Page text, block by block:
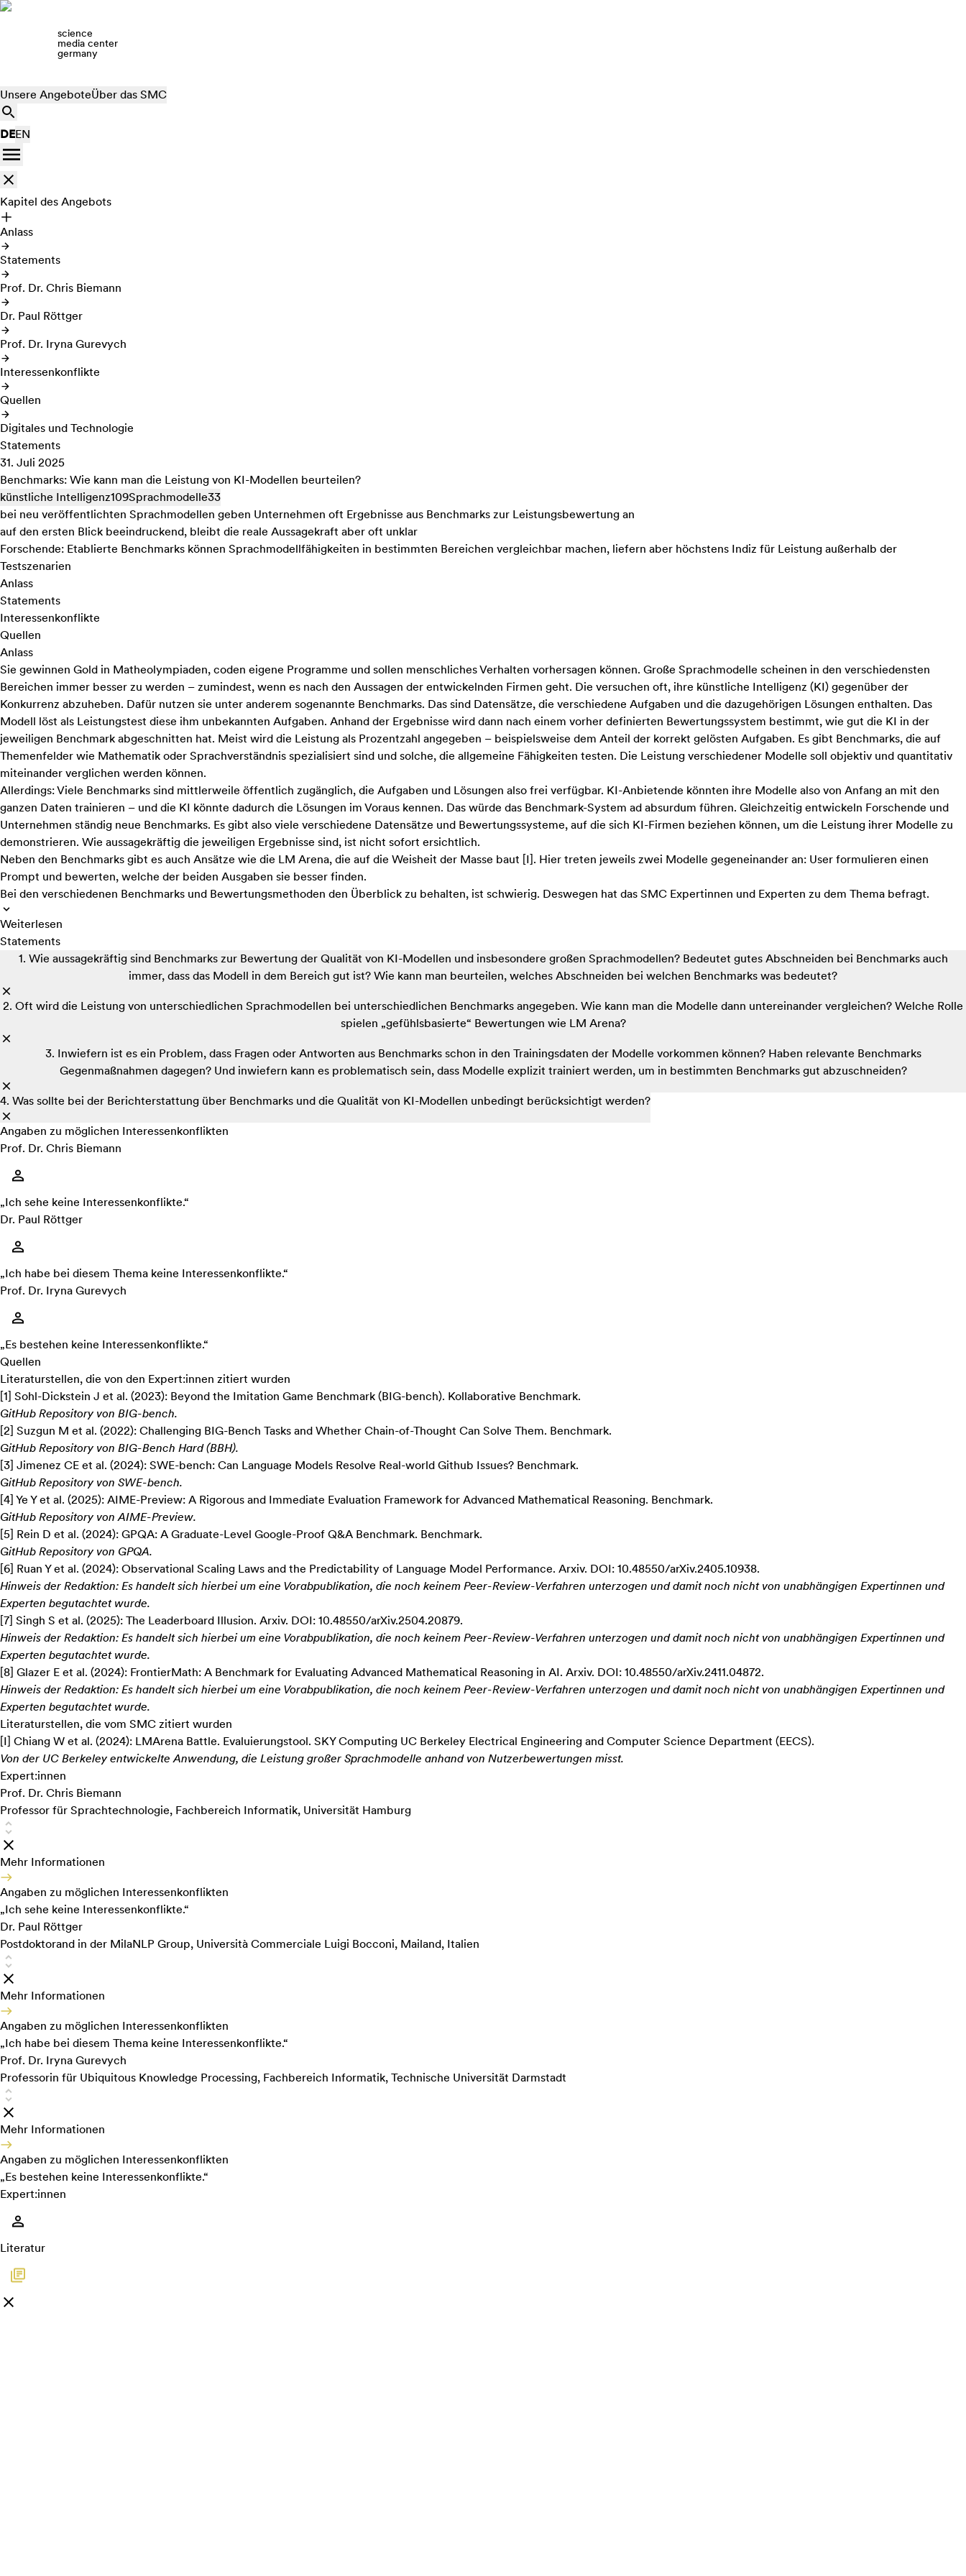
science
media center
germany
Unsere AngeboteÜber das SMC
DEEN
Kapitel des Angebots
Anlass
Statements
Prof. Dr. Chris Biemann
Dr. Paul Röttger
Prof. Dr. Iryna Gurevych
Interessenkonflikte
Quellen
Digitales und Technologie
Statements
31. Juli 2025
Benchmarks: Wie kann man die Leistung von KI-Modellen beurteilen?
künstliche Intelligenz109Sprachmodelle33
bei neu veröffentlichten Sprachmodellen geben Unternehmen oft Ergebnisse aus Benchmarks zur Leistungsbewertung an
auf den ersten Blick beeindruckend, bleibt die reale Aussagekraft aber oft unklar
Forschende: Etablierte Benchmarks können Sprachmodellfähigkeiten in bestimmten Bereichen vergleichbar machen, liefern aber höchstens Indiz für Leistung außerhalb der
Testszenarien
Anlass
Statements
Interessenkonflikte
Quellen
Anlass
Sie gewinnen Gold in Matheolympiaden, coden eigene Programme und sollen menschliches Verhalten vorhersagen können. Große Sprachmodelle scheinen in den verschiedensten
Bereichen immer besser zu werden – zumindest, wenn es nach den Aussagen der entwickelnden Firmen geht. Die versuchen oft, ihre künstliche Intelligenz (KI) gegenüber der
Konkurrenz abzuheben. Dafür nutzen sie unter anderem sogenannte Benchmarks. Das sind Datensätze, die verschiedene Aufgaben und die dazugehörigen Lösungen enthalten. Das
Modell löst als Leistungstest diese ihm unbekannten Aufgaben. Anhand der Ergebnisse wird dann nach einem vorher definierten Bewertungssystem bestimmt, wie gut die KI in der
jeweiligen Benchmark abgeschnitten hat. Meist wird die Leistung als Prozentzahl angegeben – beispielsweise dem Anteil der korrekt gelösten Aufgaben. Es gibt Benchmarks, die auf
Themenfelder wie Mathematik oder Sprachverständnis spezialisiert sind und solche, die allgemeine Fähigkeiten testen. Die Leistung verschiedener Modelle soll objektiv und quantitativ
miteinander verglichen werden können.
Allerdings: Viele Benchmarks sind mittlerweile öffentlich zugänglich, die Aufgaben und Lösungen also frei verfügbar. KI-Anbietende könnten ihre Modelle also von Anfang an mit den
ganzen Daten trainieren – und die KI könnte dadurch die Lösungen im Voraus kennen. Das würde das Benchmark-System ad absurdum führen. Gleichzeitig entwickeln Forschende und
Unternehmen ständig neue Benchmarks. Es gibt also viele verschiedene Datensätze und Bewertungssysteme, auf die sich KI-Firmen beziehen können, um die Leistung ihrer Modelle zu
demonstrieren. Wie aussagekräftig die jeweiligen Ergebnisse sind, ist nicht sofort ersichtlich.
Neben den Benchmarks gibt es auch Ansätze wie die LM Arena, die auf die Weisheit der Masse baut [I]. Hier treten jeweils zwei Modelle gegeneinander an: User formulieren einen
Prompt und bewerten, welche der beiden Ausgaben sie besser finden.
Bei den verschiedenen Benchmarks und Bewertungsmethoden den Überblick zu behalten, ist schwierig. Deswegen hat das SMC Expertinnen und Experten zu dem Thema befragt.
Weiterlesen
Statements
1. Wie aussagekräftig sind Benchmarks zur Bewertung der Qualität von KI-Modellen und insbesondere großen Sprachmodellen? Bedeutet gutes Abschneiden bei Benchmarks auch
immer, dass das Modell in dem Bereich gut ist? Wie kann man beurteilen, welches Abschneiden bei welchen Benchmarks was bedeutet?
2. Oft wird die Leistung von unterschiedlichen Sprachmodellen bei unterschiedlichen Benchmarks angegeben. Wie kann man die Modelle dann untereinander vergleichen? Welche Rolle
spielen „gefühlsbasierte“ Bewertungen wie LM Arena?
3. Inwiefern ist es ein Problem, dass Fragen oder Antworten aus Benchmarks schon in den Trainingsdaten der Modelle vorkommen können? Haben relevante Benchmarks
Gegenmaßnahmen dagegen? Und inwiefern kann es problematisch sein, dass Modelle explizit trainiert werden, um in bestimmten Benchmarks gut abzuschneiden?
4. Was sollte bei der Berichterstattung über Benchmarks und die Qualität von KI-Modellen unbedingt berücksichtigt werden?
Angaben zu möglichen Interessenkonflikten
Prof. Dr. Chris Biemann
„Ich sehe keine Interessenkonflikte.“
Dr. Paul Röttger
„Ich habe bei diesem Thema keine Interessenkonflikte.“
Prof. Dr. Iryna Gurevych
„Es bestehen keine Interessenkonflikte.“
Quellen
Literaturstellen, die von den Expert:innen zitiert wurden
[1] Sohl-Dickstein J et al. (2023): Beyond the Imitation Game Benchmark (BIG-bench). Kollaborative Benchmark.
GitHub Repository von BIG-bench.
[2] Suzgun M et al. (2022): Challenging BIG-Bench Tasks and Whether Chain-of-Thought Can Solve Them. Benchmark.
GitHub Repository von BIG-Bench Hard (BBH).
[3] Jimenez CE et al. (2024): SWE-bench: Can Language Models Resolve Real-world Github Issues? Benchmark.
GitHub Repository von SWE-bench.
[4] Ye Y et al. (2025): AIME-Preview: A Rigorous and Immediate Evaluation Framework for Advanced Mathematical Reasoning. Benchmark.
GitHub Repository von AIME-Preview.
[5] Rein D et al. (2024): GPQA: A Graduate-Level Google-Proof Q&A Benchmark. Benchmark.
GitHub Repository von GPQA.
[6] Ruan Y et al. (2024): Observational Scaling Laws and the Predictability of Language Model Performance. Arxiv. DOI: 10.48550/arXiv.2405.10938.
Hinweis der Redaktion: Es handelt sich hierbei um eine Vorabpublikation, die noch keinem Peer-Review-Verfahren unterzogen und damit noch nicht von unabhängigen Expertinnen und
Experten begutachtet wurde.
[7] Singh S et al. (2025): The Leaderboard Illusion. Arxiv. DOI: 10.48550/arXiv.2504.20879.
Hinweis der Redaktion: Es handelt sich hierbei um eine Vorabpublikation, die noch keinem Peer-Review-Verfahren unterzogen und damit noch nicht von unabhängigen Expertinnen und
Experten begutachtet wurde.
[8] Glazer E et al. (2024): FrontierMath: A Benchmark for Evaluating Advanced Mathematical Reasoning in AI. Arxiv. DOI: 10.48550/arXiv.2411.04872.
Hinweis der Redaktion: Es handelt sich hierbei um eine Vorabpublikation, die noch keinem Peer-Review-Verfahren unterzogen und damit noch nicht von unabhängigen Expertinnen und
Experten begutachtet wurde.
Literaturstellen, die vom SMC zitiert wurden
[I] Chiang W et al. (2024): LMArena Battle. Evaluierungstool. SKY Computing UC Berkeley Electrical Engineering and Computer Science Department (EECS).
Von der UC Berkeley entwickelte Anwendung, die Leistung großer Sprachmodelle anhand von Nutzerbewertungen misst.
Expert:innen
Prof. Dr. Chris Biemann
Professor für Sprachtechnologie, Fachbereich Informatik, Universität Hamburg
Mehr Informationen
Angaben zu möglichen Interessenkonflikten
„Ich sehe keine Interessenkonflikte.“
Dr. Paul Röttger
Postdoktorand in der MilaNLP Group, Università Commerciale Luigi Bocconi, Mailand, Italien
Mehr Informationen
Angaben zu möglichen Interessenkonflikten
„Ich habe bei diesem Thema keine Interessenkonflikte.“
Prof. Dr. Iryna Gurevych
Professorin für Ubiquitous Knowledge Processing, Fachbereich Informatik, Technische Universität Darmstadt
Mehr Informationen
Angaben zu möglichen Interessenkonflikten
„Es bestehen keine Interessenkonflikte.“
Expert:innen
Literatur